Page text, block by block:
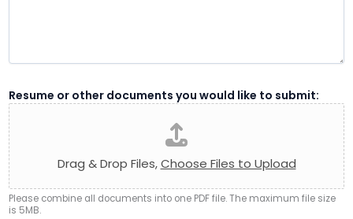
h
a
t
i
s
l
i
k
Resume or other documents you would like to submit:
Drag & Drop Files,Choose Files to Upload
Please combine all documents into one PDF file. The maximum file size
is 5MB.